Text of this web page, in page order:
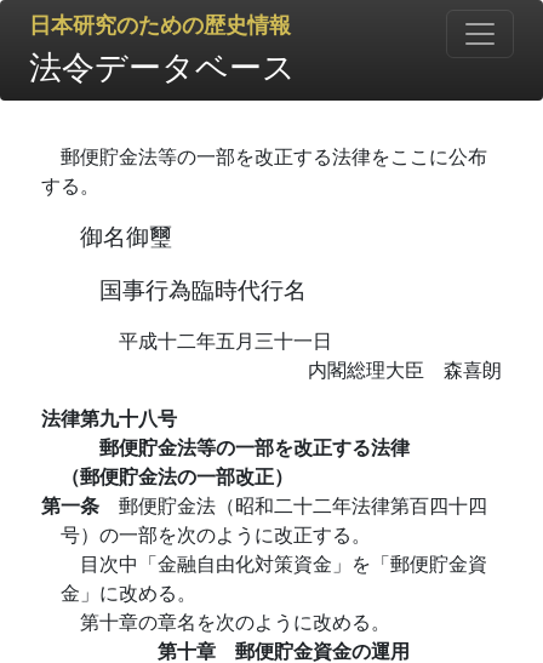
日本研究のための歴史情報
法令データベース
郵便貯金法等の一部を改正する法律をここに公布
する。
御名御璽
国事行為臨時代行名
平成十二年五月三十一日
内閣総理大臣 森喜朗
法律第九十八号
郵便貯金法等の一部を改正する法律
（郵便貯金法の一部改正）
第一条 郵便貯金法（昭和二十二年法律第百四十四
号）の一部を次のように改正する。
目次中「金融自由化対策資金」を「郵便貯金資
金」に改める。
第十章の章名を次のように改める。
第十章 郵便貯金資金の運用